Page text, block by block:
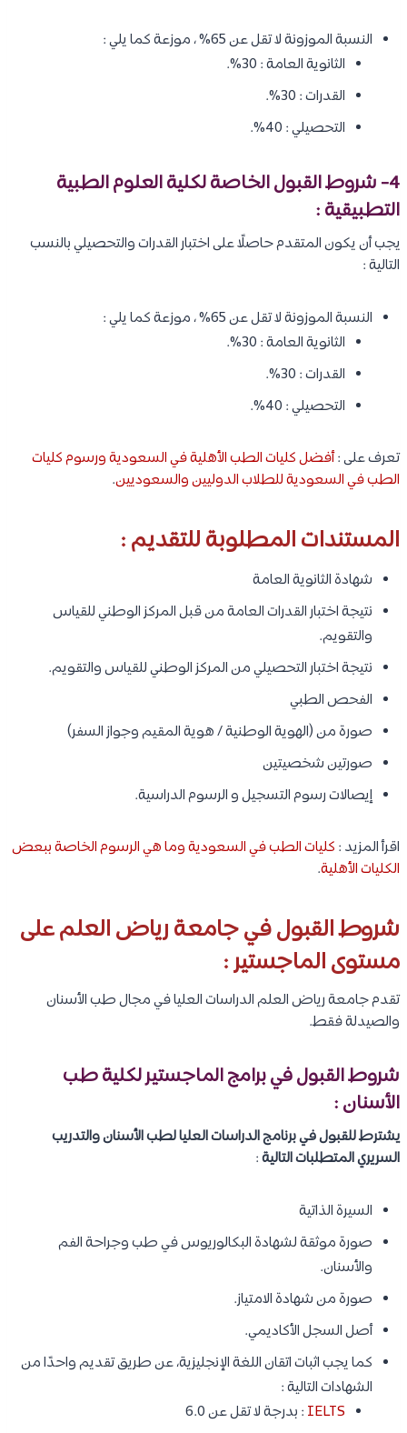
النسبة الموزونة لا تقل عن 65% ، موزعة كما يلي :
الثانوية العامة : 30%.
القدرات : 30%.
التحصيلي : 40%.
4- شروط القبول الخاصة لكلية العلوم الطبية
التطبيقية :
يجب أن يكون المتقدم حاصلًا على اختبار القدرات والتحصيلي بالنسب
التالية :
النسبة الموزونة لا تقل عن 65% ، موزعة كما يلي :
الثانوية العامة : 30%.
القدرات : 30%.
التحصيلي : 40%.
تعرف على :أفضل كليات الطب الأهلية في السعودية ورسوم كليات
الطب في السعودية للطلاب الدوليين والسعوديين.
المستندات المطلوبة للتقديم :
شهادة الثانوية العامة
نتيجة اختبار القدرات العامة من قبل المركز الوطني للقياس
والتقويم.
نتيجة اختبار التحصيلي من المركز الوطني للقياس والتقويم.
الفحص الطبي
صورة من (الهوية الوطنية / هوية المقيم وجواز السفر)
صورتين شخصيتين
إيصالات رسوم التسجيل و الرسوم الدراسية.
اقرأ المزيد : كليات الطب في السعودية وما هي الرسوم الخاصة ببعض
الكليات الأهلية.
شروط القبول في جامعة رياض العلم على
مستوى الماجستير :
تقدم جامعة رياض العلم الدراسات العليا في مجال طب الأسنان
والصيدلة فقط.
شروط القبول في برامج الماجستير لكلية طب
الأسنان :
يشترط للقبول في برنامج الدراسات العليا لطب الأسنان والتدريب
السريري المتطلبات التالية:
السيرة الذاتية
صورة موثقة لشهادة البكالوريوس في طب وجراحة الفم
والأسنان.
صورة من شهادة الامتياز.
أصل السجل الأكاديمي.
كما يجب اثبات اتقان اللغة الإنجليزية، عن طريق تقديم واحدًا من
الشهادات التالية :
IELTS : بدرجة لا تقل عن 6.0